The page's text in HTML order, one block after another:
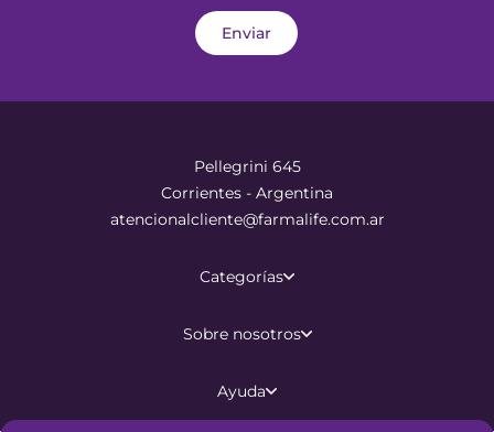
Enviar
Pellegrini 645
Corrientes - Argentina
atencionalcliente@farmalife.com.ar
Categorías
Sobre nosotros
Ayuda